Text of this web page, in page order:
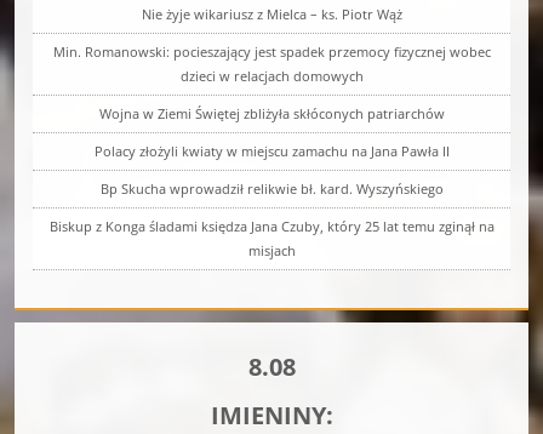
Nie żyje wikariusz z Mielca – ks. Piotr Wąż
Min. Romanowski: pocieszający jest spadek przemocy fizycznej wobec
dzieci w relacjach domowych
Wojna w Ziemi Świętej zbliżyła skłóconych patriarchów
Polacy złożyli kwiaty w miejscu zamachu na Jana Pawła II
Bp Skucha wprowadził relikwie bł. kard. Wyszyńskiego
Biskup z Konga śladami księdza Jana Czuby, który 25 lat temu zginął na
misjach
8.08
IMIENINY: